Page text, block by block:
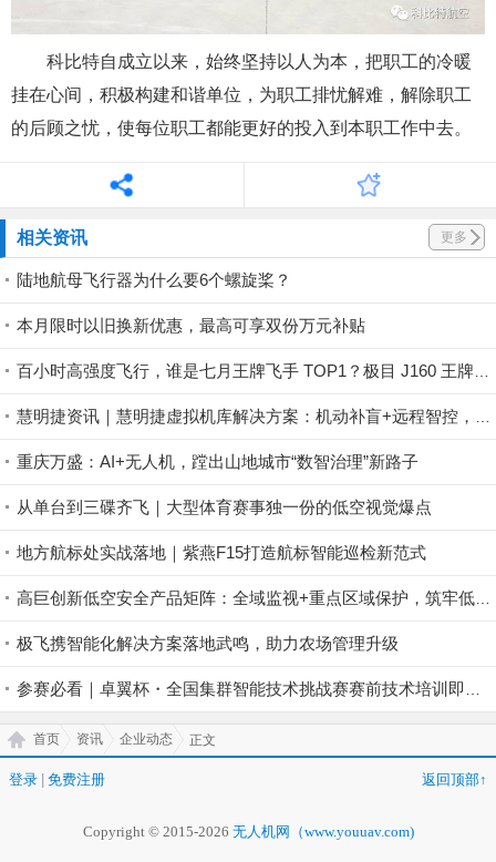
科比特自成立以来，始终坚持以人为本，把职工的冷暖
挂在心间，积极构建和谐单位，为职工排忧解难，解除职工
的后顾之忧，使每位职工都能更好的投入到本职工作中去。
相关资讯 更多
陆地航母飞行器为什么要6个螺旋桨？
本月限时以旧换新优惠，最高可享双份万元补贴
重庆万盛：AI+无人机，蹚出山地城市“数智治理”新路子
从单台到三碟齐飞｜大型体育赛事独一份的低空视觉爆点
地方航标处实战落地｜紫燕F15打造航标智能巡检新范式
极飞携智能化解决方案落地武鸣，助力农场管理升级
首页 资讯 企业动态 正文
登录 | 免费注册 返回顶部↑
Copyright © 2015-2026 无人机网（www.youuav.com)